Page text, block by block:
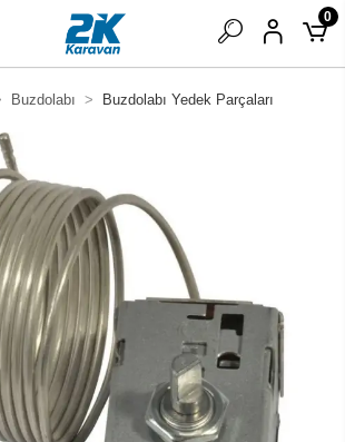
0
Buzdolabı Buzdolabı Yedek Parçaları